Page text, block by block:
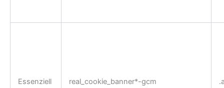
Essenziell real_cookie_banner*-gcm